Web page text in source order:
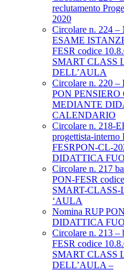
reclutamento
2020
Circolare n. 224
ESAME
FESR codice
SMART CLASS
DELL’AULA
Circolare n. 220
PON
MEDIANTE
CALENDARIO
Circolare n. 218-
progettista-
FESRPON-CL-
DIDATTICA
Circolare n. 217
PON-FESR
SMART-
‘AULA
Nomina RUP
DIDATTICA
Circolare n. 213 –
FESR codice
SMART CLASS
DELL’AULA –